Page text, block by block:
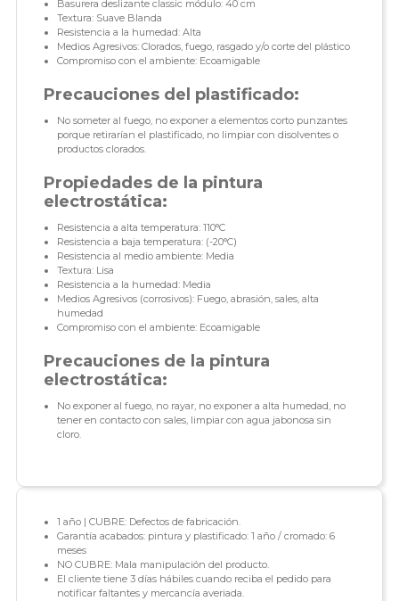
Basurera deslizante classic módulo: 40 cm
Textura: Suave Blanda
Resistencia a la humedad: Alta
Medios Agresivos: Clorados, fuego, rasgado y/o corte del plástico
Compromiso con el ambiente: Ecoamigable
Precauciones del plastificado:
No someter al fuego, no exponer a elementos corto punzantes
porque retirarían el plastificado, no limpiar con disolventes o
productos clorados.
Propiedades de la pintura
electrostática:
Resistencia a alta temperatura: 110°C
Resistencia a baja temperatura: (-20°C)
Resistencia al medio ambiente: Media
Textura: Lisa
Resistencia a la humedad: Media
Medios Agresivos (corrosivos): Fuego, abrasión, sales, alta
humedad
Compromiso con el ambiente: Ecoamigable
Precauciones de la pintura
electrostática:
No exponer al fuego, no rayar, no exponer a alta humedad, no
tener en contacto con sales, limpiar con agua jabonosa sin
cloro.
1 año | CUBRE: Defectos de fabricación.
Garantía acabados: pintura y plastificado: 1 año / cromado: 6
meses
NO CUBRE: Mala manipulación del producto.
El cliente tiene 3 días hábiles cuando reciba el pedido para
notificar faltantes y mercancía averiada.